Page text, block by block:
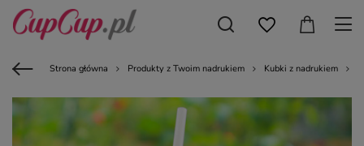
Strona główna Produkty z Twoim nadrukiem Kubki z nadrukiem